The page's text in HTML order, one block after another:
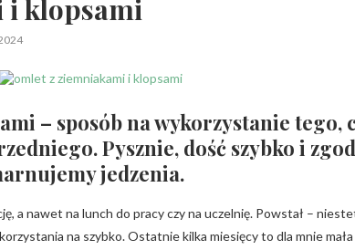
i klopsami
– sposób na wykorzystanie tego,
Pysznie, dość szybko i
jedzenia.
a nawet na lunch do pracy czy na uczelnię. Powstał –
na szybko. Ostatnie kilka miesięcy to dla mnie